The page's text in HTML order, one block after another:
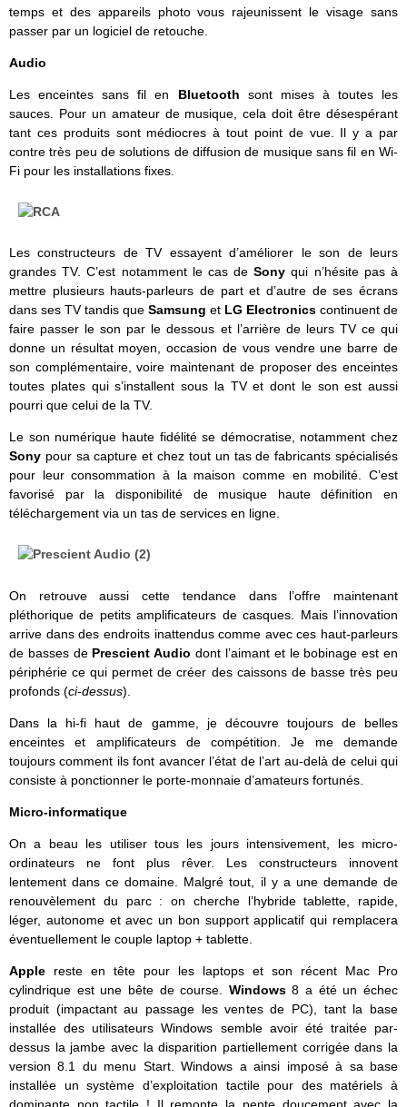
temps et des appareils photo vous rajeunissent le visage sans
passer par un logiciel de retouche.
Audio
Les enceintes sans fil en Bluetooth sont mises à toutes les
sauces. Pour un amateur de musique, cela doit être désespérant
tant ces produits sont médiocres à tout point de vue. Il y a par
contre très peu de solutions de diffusion de musique sans fil en Wi-
Fi pour les installations fixes.
Les constructeurs de TV essayent d’améliorer le son de leurs
grandes TV. C’est notamment le cas deSony qui n’hésite pas à
mettre plusieurs hauts-parleurs de part et d’autre de ses écrans
dans ses TV tandis que Samsung et LG Electronics continuent de
faire passer le son par le dessous et l’arrière de leurs TV ce qui
donne un résultat moyen, occasion de vous vendre une barre de
son complémentaire, voire maintenant de proposer des enceintes
toutes plates qui s’installent sous la TV et dont le son est aussi
pourri que celui de la TV.
Le son numérique haute fidélité se démocratise, notamment chez
Sony pour sa capture et chez tout un tas de fabricants spécialisés
pour leur consommation à la maison comme en mobilité. C’est
favorisé par la disponibilité de musique haute définition en
téléchargement via un tas de services en ligne.
On retrouve aussi cette tendance dans l’offre maintenant
pléthorique de petits amplificateurs de casques. Mais l’innovation
arrive dans des endroits inattendus comme avec ces haut-parleurs
de basses de Prescient Audio dont l’aimant et le bobinage est en
périphérie ce qui permet de créer des caissons de basse très peu
profonds (ci-dessus).
Dans la hi-fi haut de gamme, je découvre toujours de belles
enceintes et amplificateurs de compétition. Je me demande
toujours comment ils font avancer l’état de l’art au-delà de celui qui
consiste à ponctionner le porte-monnaie d’amateurs fortunés.
Micro-informatique
On a beau les utiliser tous les jours intensivement, les micro-
ordinateurs ne font plus rêver. Les constructeurs innovent
lentement dans ce domaine. Malgré tout, il y a une demande de
renouvèlement du parc : on cherche l’hybride tablette, rapide,
léger, autonome et avec un bon support applicatif qui remplacera
éventuellement le couple laptop + tablette.
Apple reste en tête pour les laptops et son récent Mac Pro
cylindrique est une bête de course. Windows8 a été un échec
produit (impactant au passage les ventes de PC), tant la base
installée des utilisateurs Windows semble avoir été traitée par-
dessus la jambe avec la disparition partiellement corrigée dans la
version 8.1 du menu Start. Windows a ainsi imposé à sa base
installée un système d’exploitation tactile pour des matériels à